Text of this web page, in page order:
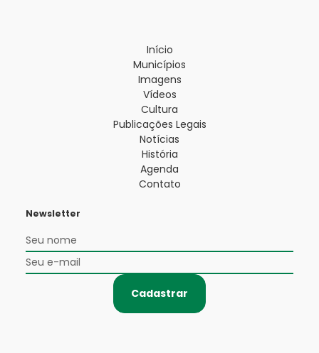
Início
Municípios
Imagens
Vídeos
Cultura
Publicações Legais
Notícias
História
Agenda
Contato
Newsletter
Cadastrar